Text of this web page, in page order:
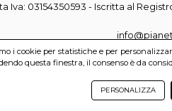
Iva: 03154350593 - Iscritta al
DN-LAB S.r.l. All
i cookie per statistiche e per
questa finestra, il consenso è da
PERSONALIZZA